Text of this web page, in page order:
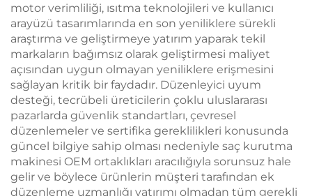
motor verimliliği, ısıtma teknolojileri ve kullanıcı
arayüzü tasarımlarında en son yeniliklere sürekli
araştırma ve geliştirmeye yatırım yaparak tekil
markaların bağımsız olarak geliştirmesi maliyet
açısından uygun olmayan yeniliklere erişmesini
sağlayan kritik bir faydadır. Düzenleyici uyum
desteği, tecrübeli üreticilerin çoklu uluslararası
pazarlarda güvenlik standartları, çevresel
düzenlemeler ve sertifika gereklilikleri konusunda
güncel bilgiye sahip olması nedeniyle saç kurutma
makinesi OEM ortaklıkları aracılığıyla sorunsuz hale
gelir ve böylece ürünlerin müşteri tarafından ek
düzenleme uzmanlığı yatırımı olmadan tüm gerekli